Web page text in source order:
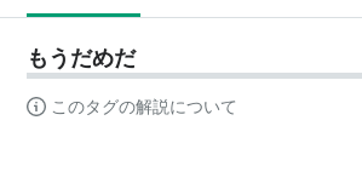
もうだめだ
このタグの解説について